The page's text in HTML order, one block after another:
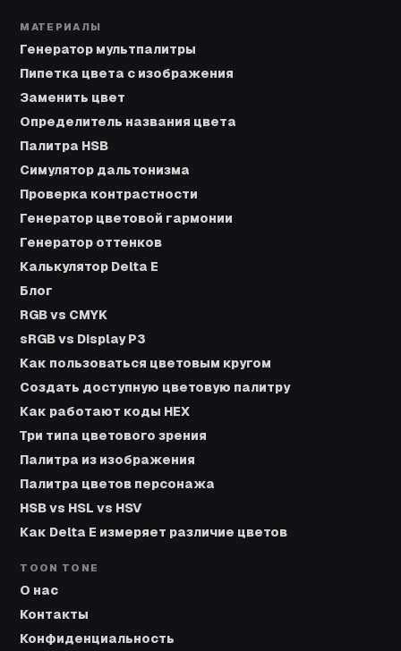
МАТЕРИАЛЫ
Генератор мультпалитры
Пипетка цвета с изображения
Заменить цвет
Определитель названия цвета
Палитра HSB
Симулятор дальтонизма
Проверка контрастности
Генератор цветовой гармонии
Генератор оттенков
Калькулятор Delta E
Блог
RGB vs CMYK
sRGB vs Display P3
Как пользоваться цветовым кругом
Создать доступную цветовую палитру
Как работают коды HEX
Три типа цветового зрения
Палитра из изображения
Палитра цветов персонажа
HSB vs HSL vs HSV
Как Delta E измеряет различие цветов
TOON TONE
О нас
Контакты
Конфиденциальность